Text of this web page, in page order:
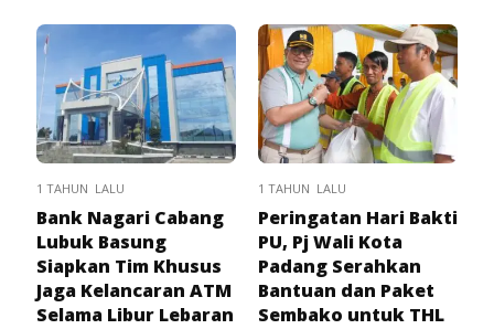
1 TAHUN LALU
Bank Nagari Cabang
Lubuk Basung
Siapkan Tim Khusus
Jaga Kelancaran ATM
Selama Libur Lebaran
1 TAHUN LALU
Peringatan Hari Bakti
PU, Pj Wali Kota
Padang Serahkan
Bantuan dan Paket
Sembako untuk THL